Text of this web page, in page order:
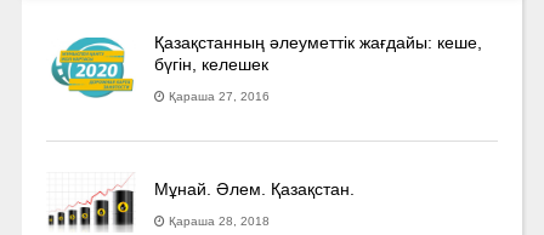
Қазақстанның әлеуметтік жағдайы: кеше,
бүгін, келешек
Қараша 27, 2016
Мұнай. Әлем. Қазақстан.
Қараша 28, 2018